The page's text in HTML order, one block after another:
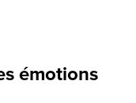
émotions